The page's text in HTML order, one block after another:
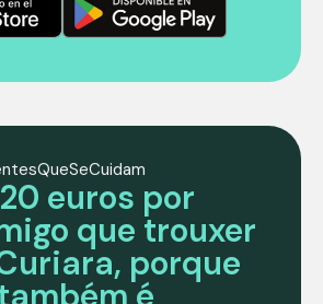
euros por
que trouxer
porque